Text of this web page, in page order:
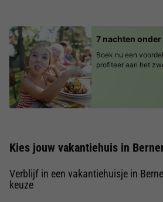
7 nachten
Boek nu een
profiteer aan het
Kies jouw vakantiehuis in
Verblijf in een vakantiehuisje in
keuze